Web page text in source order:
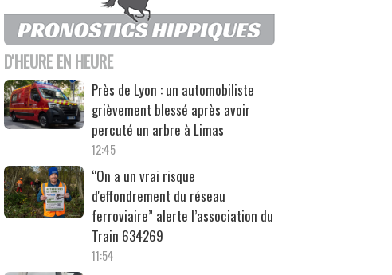
D'HEURE EN HEURE
Près de Lyon : un automobiliste
grièvement blessé après avoir
percuté un arbre à Limas
12:45
“On a un vrai risque
d'effondrement du réseau
ferroviaire” alerte l’association du
Train 634269
11:54